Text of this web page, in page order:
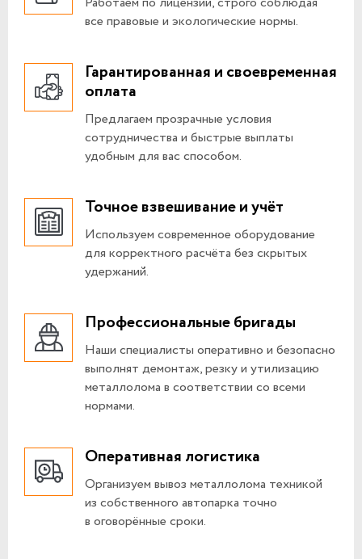
все правовые и экологические нормы.
Гарантированная и своевременная
оплата
Предлагаем прозрачные условия
сотрудничества и быстрые выплаты
удобным для вас способом.
Точное взвешивание и учёт
Используем современное оборудование
для корректного расчёта без скрытых
удержаний.
Профессиональные бригады
Наши специалисты оперативно и безопасно
выполнят демонтаж, резку и утилизацию
металлолома в соответствии со всеми
нормами.
Оперативная логистика
Организуем вывоз металлолома техникой
из собственного автопарка точно
в оговорённые сроки.